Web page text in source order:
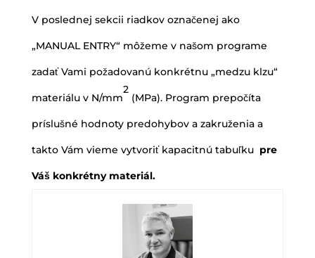
V poslednej sekcii riadkov označenej ako
„MANUAL ENTRY“ môžeme v našom programe
zadať Vami požadovanú konkrétnu „medzu klzu“
materiálu v N/mm
2
(MPa). Program prepočíta
príslušné hodnoty predohybov a zakruženia a
takto Vám vieme vytvoriť kapacitnú tabuľku pre
Váš konkrétny materiál.